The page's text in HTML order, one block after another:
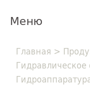
Меню
Главная >